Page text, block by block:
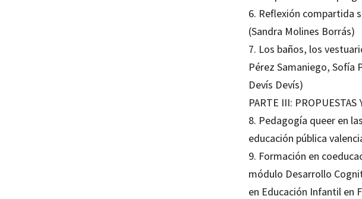
6. Reflexión compartida
(Sandra Molines Borrás)
7. Los baños, los
Pérez Samaniego, Sofía
Devís Devís)
PARTE III: PROPUESTAS
8. Pedagogía queer en
educación pública
9. Formación en
módulo Desarrollo
en Educación Infantil en